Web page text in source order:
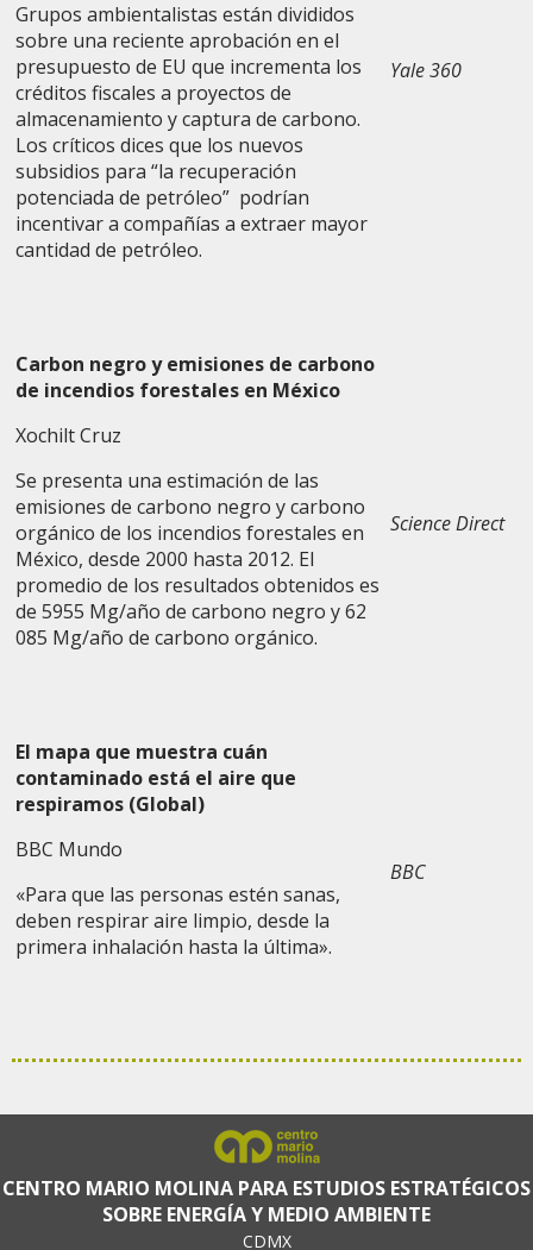
Grupos ambientalistas están divididos
sobre una reciente aprobación en el
presupuesto de EU que incrementa los
créditos fiscales a proyectos de
almacenamiento y captura de carbono.
Los críticos dices que los nuevos
subsidios para “la recuperación
potenciada de petróleo” podrían
incentivar a compañías a extraer mayor
cantidad de petróleo.
Yale 360
Carbon negro y emisiones de carbono
de incendios forestales en México
Xochilt Cruz
Se presenta una estimación de las
emisiones de carbono negro y carbono
orgánico de los incendios forestales en
México, desde 2000 hasta 2012. El
promedio de los resultados obtenidos es
de 5955 Mg/año de carbono negro y 62
085 Mg/año de carbono orgánico.
Science Direct
El mapa que muestra cuán
contaminado está el aire que
respiramos (Global)
BBC Mundo
«Para que las personas estén sanas,
deben respirar aire limpio, desde la
primera inhalación hasta la última».
BBC
CENTRO MARIO MOLINA PARA ESTUDIOS ESTRATÉGICOS
SOBRE ENERGÍA Y MEDIO AMBIENTE
CDMX